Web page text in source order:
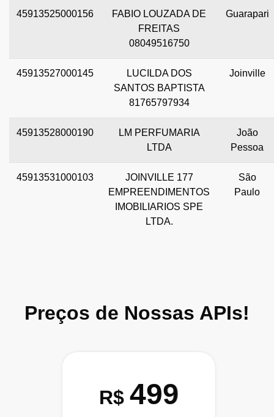
45913525000156
FABIO LOUZADA DE
FREITAS
08049516750
Guarapari
45913527000145
LUCILDA DOS
SANTOS BAPTISTA
81765797934
Joinville
45913528000190
LM PERFUMARIA
LTDA
João
Pessoa
45913531000103
JOINVILLE 177
EMPREENDIMENTOS
IMOBILIARIOS SPE
LTDA.
São
Paulo
Preços de Nossas APIs!
R$ 499